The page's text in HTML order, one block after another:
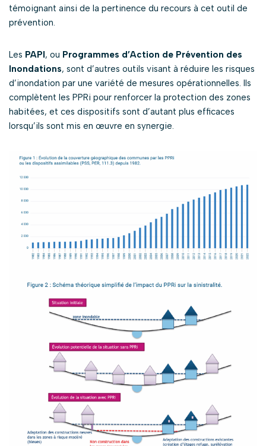
témoignant ainsi de la pertinence du recours à cet outil de
prévention.
Les PAPI, ou Programmes d’Action de Prévention des
Inondations, sont d’autres outils visant à réduire les risques
d’inondation par une variété de mesures opérationnelles. Ils
complètent les PPRi pour renforcer la protection des zones
habitées, et ces dispositifs sont d’autant plus efficaces
lorsqu’ils sont mis en œuvre en synergie.